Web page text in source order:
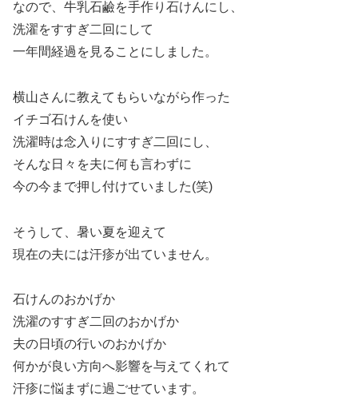
なので、牛乳石鹼を手作り石けんにし、
洗濯をすすぎ二回にして
一年間経過を見ることにしました。
横山さんに教えてもらいながら作った
イチゴ石けんを使い
洗濯時は念入りにすすぎ二回にし、
そんな日々を夫に何も言わずに
今の今まで押し付けていました(笑)
そうして、暑い夏を迎えて
現在の夫には汗疹が出ていません。
石けんのおかげか
洗濯のすすぎ二回のおかげか
夫の日頃の行いのおかげか
何かが良い方向へ影響を与えてくれて
汗疹に悩まずに過ごせています。